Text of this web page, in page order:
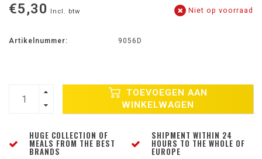
€5,30 Incl. btw Niet op voorraad
Artikelnummer: 9056D
TOEVOEGEN AAN
WINKELWAGEN
HUGE COLLECTION OF
MEALS FROM THE BEST
BRANDS
SHIPMENT WITHIN 24
HOURS TO THE WHOLE OF
EUROPE